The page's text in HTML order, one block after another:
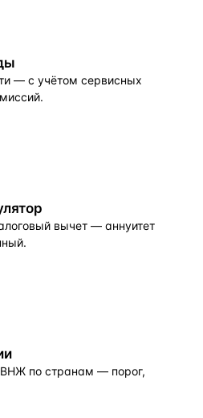
— с учётом сервисных
вычет — аннуитет
по странам — порог,